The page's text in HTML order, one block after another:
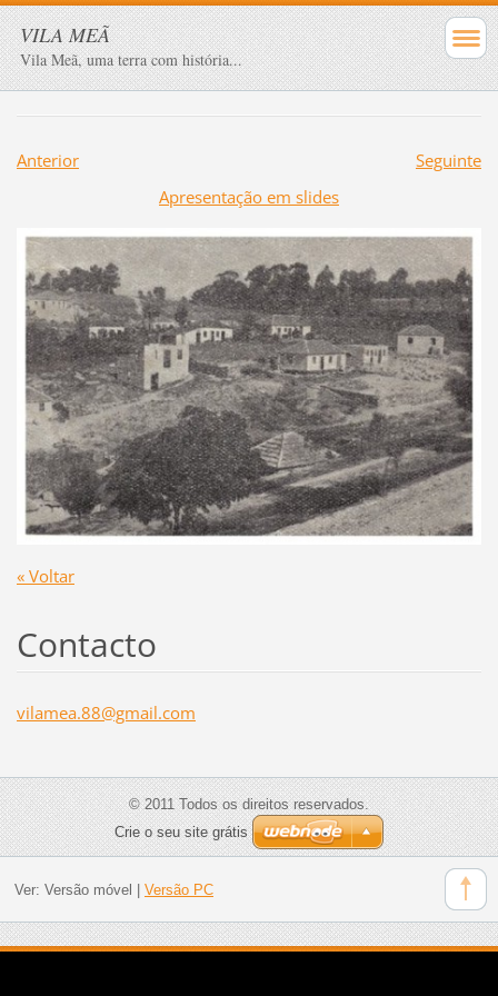
VILA MEÃ
Vila Meã, uma terra com história...
Anterior
Seguinte
Apresentação em slides
« Voltar
Contacto
vilamea.88@gmail.com
© 2011 Todos os direitos reservados.
Crie o seu site grátis
Ver: Versão móvel Versão PC